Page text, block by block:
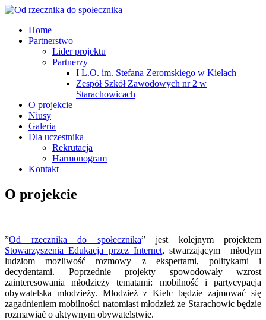
Home
Partnerstwo
Lider projektu
Partnerzy
I L.O. im. Stefana Zeromskiego w Kielach
Zespół Szkół Zawodowych nr 2 w
Starachowicach
O projekcie
Niusy
Galeria
Dla uczestnika
Rekrutacja
Harmonogram
Kontakt
O projekcie
”Od rzecznika do społecznika” jest kolejnym projektem
Stowarzyszenia Edukacja przez Internet, stwarzającym młodym
ludziom możliwość rozmowy z ekspertami, politykami i
decydentami. Poprzednie projekty spowodowały wzrost
zainteresowania młodzieży tematami: mobilność i partycypacja
obywatelska młodzieży. Młodzież z Kielc będzie zajmować się
zagadnieniem mobilności natomiast młodzież ze Starachowic będzie
rozmawiać o aktywnym obywatelstwie.